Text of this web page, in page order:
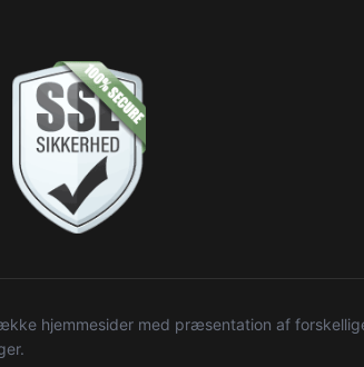
hjemmesider med præsentation af